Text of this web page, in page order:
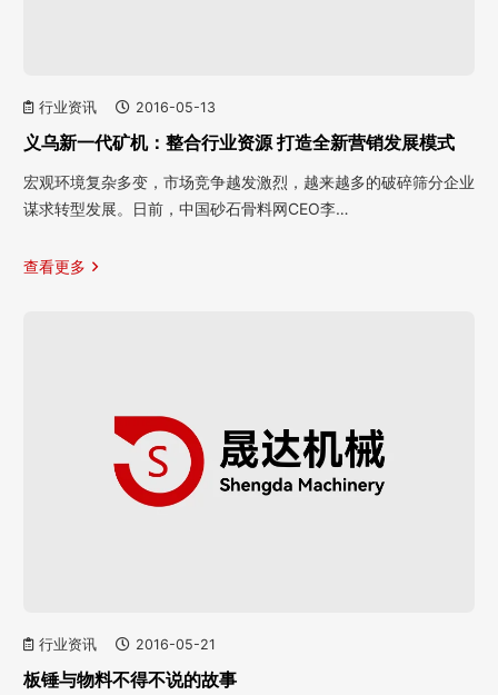
行业资讯 2016-05-13
义乌新一代矿机：整合行业资源 打造全新营销发展模式
宏观环境复杂多变，市场竞争越发激烈，越来越多的破碎筛分企业
谋求转型发展。日前，中国砂石骨料网CEO李…
查看更多
行业资讯 2016-05-21
板锤与物料不得不说的故事